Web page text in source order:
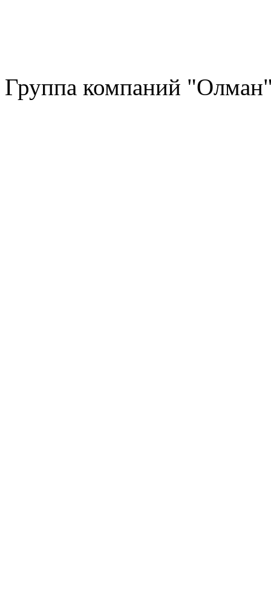
Группа компаний